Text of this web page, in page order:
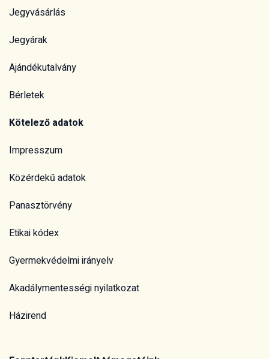
Jegyvásárlás
Jegyárak
Ajándékutalvány
Bérletek
Kötelező adatok
Impresszum
Közérdekű adatok
Panasztörvény
Etikai kódex
Gyermekvédelmi irányelv
Akadálymentességi nyilatkozat
Házirend